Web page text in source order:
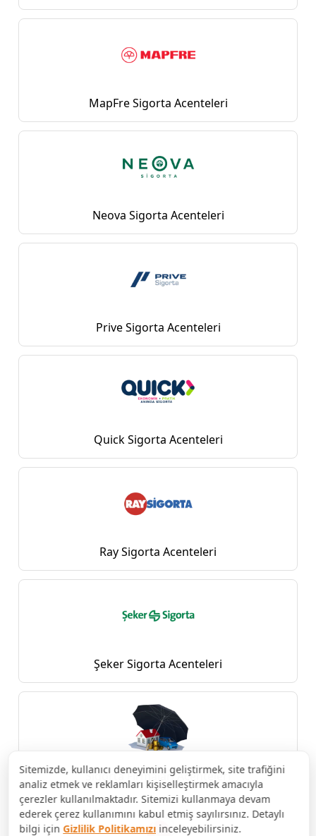
MapFre Sigorta Acenteleri
Neova Sigorta Acenteleri
Prive Sigorta Acenteleri
Quick Sigorta Acenteleri
Ray Sigorta Acenteleri
Şeker Sigorta Acenteleri
Sigorta Firmaları Acenteleri
Sitemizde, kullanıcı deneyimini geliştirmek, site trafiğini
analiz etmek ve reklamları kişiselleştirmek amacıyla
çerezler kullanılmaktadır. Sitemizi kullanmaya devam
ederek çerez kullanımını kabul etmiş sayılırsınız. Detaylı
bilgi içinGizlilik Politikamızı inceleyebilirsiniz.